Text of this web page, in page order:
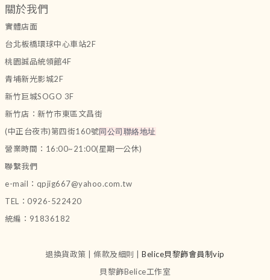
關於我們
實體店面
台北板橋環球中心車站2F
桃園誠品統領館4F
青埔新光影城2F
新竹巨城SOGO 3F
新竹店：新竹市東區文昌街
(中正台夜市)第四街160號同公司聯絡地址
營業時間：16:00~21:00(星期一公休)
聯繫我們
e-mail：qpjig667@yahoo.com.tw
TEL：0926-522420
統編：91836182
退換貨政策 | 條款及細則 |
Belice貝黎飾會員制vip
貝黎飾Belice工作室